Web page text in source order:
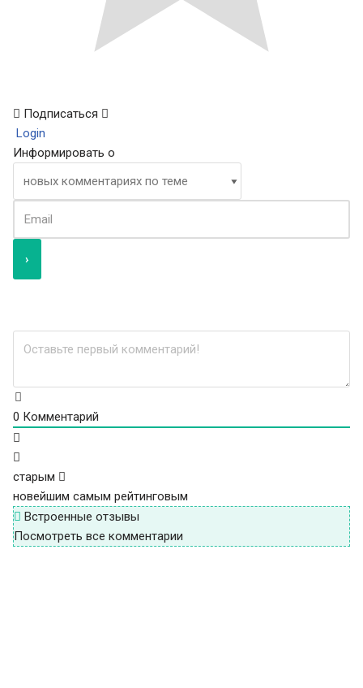
Подписаться
Login
Информировать о
0 Комментарий
старым
новейшим самым рейтинговым
Встроенные отзывы
Посмотреть все комментарии